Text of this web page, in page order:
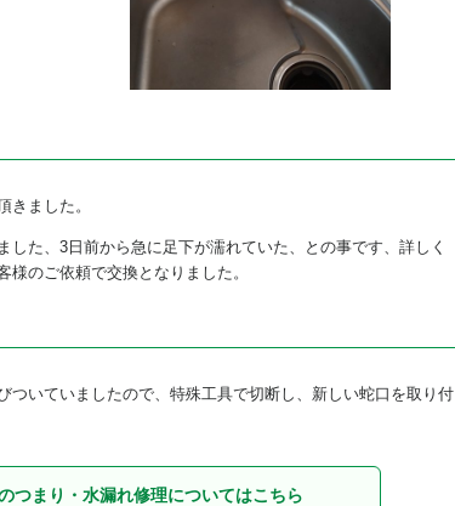
きました。
た、3日前から急に足下が濡れていた、との事です、詳しく
のご依頼で交換となりました。
ついていましたので、特殊工具で切断し、新しい蛇口を取り付
つまり・水漏れ修理についてはこちら